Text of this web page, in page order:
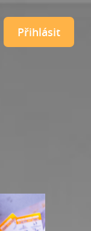
Přihlásit